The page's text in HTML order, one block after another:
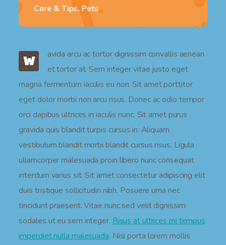
Care & Tips, Pets
W
avida arcu ac tortor dignissim convallis aenean
et tortor at. Sem integer vitae justo eget
magna fermentum iaculis eu non. Sit amet porttitor
eget dolor morbi non arcu risus. Donec ac odio tempor
orci dapibus ultrices in iaculis nunc. Sit amet purus
gravida quis blandit turpis cursus in. Aliquam
vestibulum blandit morbi blandit cursus risus. Ligula
ullamcorper malesuada proin libero nunc consequat
interdum varius sit. Sit amet consectetur adipiscing elit
duis tristique sollicitudin nibh. Posuere urna nec
tincidunt praesent. Vitae nunc sed velit dignissim
sodales ut eu sem integer. Risus at ultrices mi tempus
imperdiet nulla malesuada. Nisi porta lorem mollis